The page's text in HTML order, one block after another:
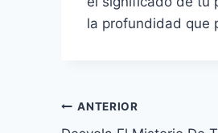
la profundidad que
Navegación
ANTERIOR